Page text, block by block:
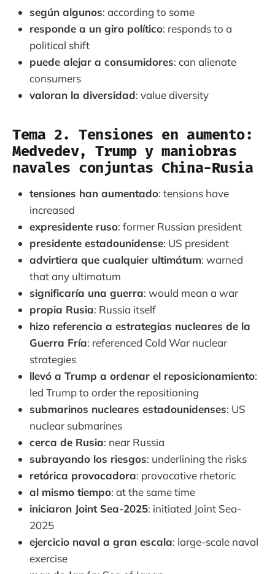
según algunos: according to some
responde a un giro político: responds to a
political shift
puede alejar a consumidores: can alienate
consumers
valoran la diversidad: value diversity
Tema 2. Tensiones en aumento:
Medvedev, Trump y maniobras
navales conjuntas China-Rusia
tensiones han aumentado: tensions have
increased
expresidente ruso: former Russian president
presidente estadounidense: US president
advirtiera que cualquier ultimátum: warned
that any ultimatum
significaría una guerra: would mean a war
propia Rusia: Russia itself
hizo referencia a estrategias nucleares de la
Guerra Fría: referenced Cold War nuclear
strategies
llevó a Trump a ordenar el reposicionamiento:
led Trump to order the repositioning
submarinos nucleares estadounidenses: US
nuclear submarines
cerca de Rusia: near Russia
subrayando los riesgos: underlining the risks
retórica provocadora: provocative rhetoric
al mismo tiempo: at the same time
iniciaron Joint Sea-2025: initiated Joint Sea-
2025
ejercicio naval a gran escala: large-scale naval
exercise